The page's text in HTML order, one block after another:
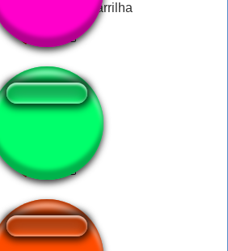
Piratas do Carrilha